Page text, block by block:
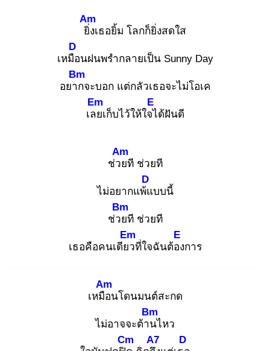
ยิ่ง
Am
เธอยิ้ม โลกก็ยิ่งสดใส
เหมือ
D
นฝนพรำกลายเป็น Sunny Day
อยาก
Bm
จะบอก แต่กลัวเธอจะไม่โอเค
เลย
Em
เก็บไว้ให้ใจไ
E
ด้ฝันดี
ช่วย
Am
ที ช่วยที
ไม่อยากแพ้แ
D
บบนี้
ช่วย
Bm
ที ช่วยที
เธอคือคนเดียว
Em
ที่ใจฉันต้อง
E
การ
เหมือ
Am
นโดนมนต์สะกด
ไม่อาจจะต้าน
Bm
ไหว
Cm
A7
D